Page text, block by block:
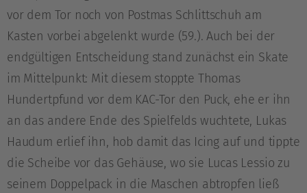
vor dem Tor noch von Postmas Schlittschuh am
Kasten vorbei abgelenkt wurde (59.). Auch bei der
endgültigen Entscheidung stand zunächst ein Skate
im Mittelpunkt: Mit diesem stoppte Thomas
Hundertpfund vor dem KAC-Tor den Puck, ehe er ihn
an das andere Ende des Spielfelds wuchtete, Lukas
Haudum erlief ihn, hob damit das Icing auf und tippte
die Scheibe vor das Gehäuse, wo sie Lucas Lessio zu
seinem Doppelpack in die Maschen abtropfen ließ